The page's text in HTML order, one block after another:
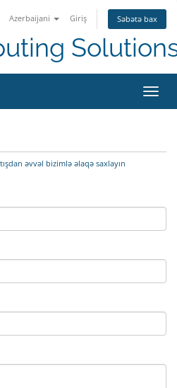
Azerbaijani Giriş Səbətə bax
keçid
əvvəl bizimlə əlaqə saxlayın